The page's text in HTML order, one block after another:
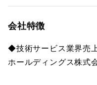
会社特徴
◆技術サービス業界売
ホールディングス株式